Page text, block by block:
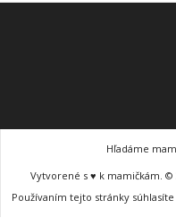
Hľadáme
Vytvorené s ♥ k mamičkám. ©
Používaním tejto stránky